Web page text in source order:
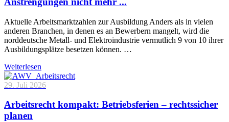
Aktuelle Arbeitsmarktzahlen zur Ausbildung Anders als in vielen
anderen Branchen, in denen es an Bewerbern mangelt, wird die
norddeutsche Metall- und Elektroindustrie vermutlich 9 von 10 ihrer
Ausbildungsplätze besetzen können. …
Weiterlesen
29. Juli 2026
Arbeitsrecht kompakt: Betriebsferien – rechtssicher
planen